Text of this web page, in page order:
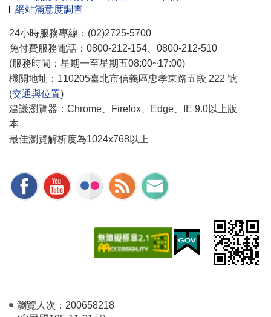
網站滿意度調查
24小時服務專線：(02)2725-5700
免付費服務電話：0800-212-154、0800-212-510
(服務時間：星期一至星期五08:00~17:00)
機關地址：110205臺北市信義區忠孝東路五段 222 號
(交通與位置)
建議瀏覽器：Chrome、Firefox、Edge、IE 9.0以上版
本
最佳瀏覽解析度為1024x768以上
瀏覽人次： 200658218